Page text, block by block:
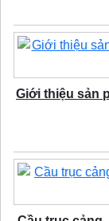
Giới thiệu sản